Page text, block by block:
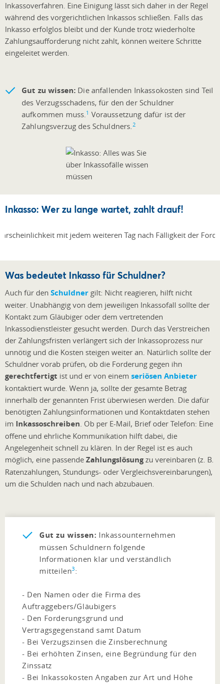
Inkassoverfahren. Eine Einigung lässt sich daher in der Regel
während des vorgerichtlichen Inkassos schließen. Falls das
Inkasso erfolglos bleibt und der Kunde trotz wiederholte
Zahlungsaufforderung nicht zahlt, können weitere Schritte
eingeleitet werden.
Gut zu wissen: Die anfallenden Inkassokosten sind Teil
des Verzugsschadens, für den der Schuldner
aufkommen muss.1 Voraussetzung dafür ist der
Zahlungsverzug des Schuldners.2
Inkasso: Wer zu lange wartet, zahlt drauf!
Was bedeutet Inkasso für Schuldner?
Auch für den Schuldner gilt: Nicht reagieren, hilft nicht
weiter. Unabhängig von dem jeweiligen Inkassofall sollte der
Kontakt zum Gläubiger oder dem vertretenden
Inkassodienstleister gesucht werden. Durch das Verstreichen
der Zahlungsfristen verlängert sich der Inkassoprozess nur
unnötig und die Kosten steigen weiter an. Natürlich sollte der
Schuldner vorab prüfen, ob die Forderung gegen ihn
gerechtfertigt ist und er von einem seriösen Anbieter
kontaktiert wurde. Wenn ja, sollte der gesamte Betrag
innerhalb der genannten Frist überwiesen werden. Die dafür
benötigten Zahlungsinformationen und Kontaktdaten stehen
im Inkassoschreiben. Ob per E-Mail, Brief oder Telefon: Eine
offene und ehrliche Kommunikation hilft dabei, die
Angelegenheit schnell zu klären. In der Regel ist es auch
möglich, eine passende Zahlungslösungzu vereinbaren (z. B.
Ratenzahlungen, Stundungs- oder Vergleichsvereinbarungen),
um die Schulden nach und nach abzubauen.
Gut zu wissen: Inkassounternehmen
müssen Schuldnern folgende
Informationen klar und verständlich
mitteilen3:
- Den Namen oder die Firma des
Auftraggebers/Gläubigers
- Den Forderungsgrund und
Vertragsgegenstand samt Datum
- Bei Verzugszinsen die Zinsberechnung
- Bei erhöhten Zinsen, eine Begründung für den
Zinssatz
- Bei Inkassokosten Angaben zur Art und Höhe